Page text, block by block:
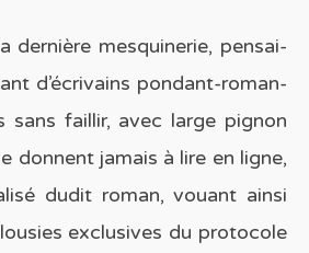
dernière mesquinerie, pensai-
d’écrivains pondant-roman-
sans faillir, avec large pignon
donnent jamais à lire en ligne,
dudit roman, vouant ainsi
exclusives du protocole